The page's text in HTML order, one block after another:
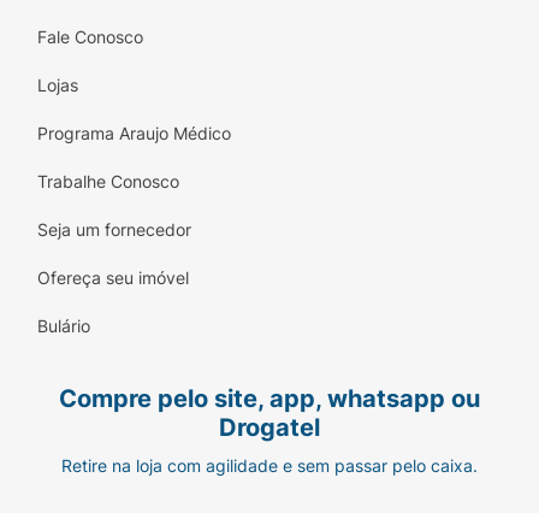
Fale Conosco
Lojas
Programa Araujo Médico
Trabalhe Conosco
Seja um fornecedor
Ofereça seu imóvel
Bulário
Compre pelo site, app, whatsapp ou
Drogatel
Retire na loja com agilidade e sem passar pelo caixa.